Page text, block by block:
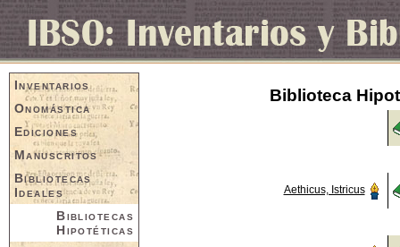
Inventarios
Onomástica
Ediciones
Manuscritos
Bibliotecas
Ideales
Bibliotecas
Hipotéticas
Biblioteca
Aethicus, Istricus